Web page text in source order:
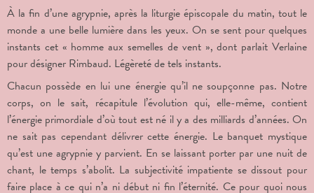
À la fin d’une agrypnie, après la liturgie épiscopale du matin, tout le
monde a une belle lumière dans les yeux. On se sent pour quelques
instants cet « homme aux semelles de vent », dont parlait Verlaine
pour désigner Rimbaud. Légèreté de tels instants.
Chacun possède en lui une énergie qu’il ne soupçonne pas. Notre
corps, on le sait, récapitule l’évolution qui, elle-même, contient
l’énergie primordiale d’où tout est né il y a des milliards d’années. On
ne sait pas cependant délivrer cette énergie. Le banquet mystique
qu’est une agrypnie y parvient. En se laissant porter par une nuit de
chant, le temps s’abolit. La subjectivité impatiente se dissout pour
faire place à ce qui n’a ni début ni fin l’éternité. Ce pour quoi nous